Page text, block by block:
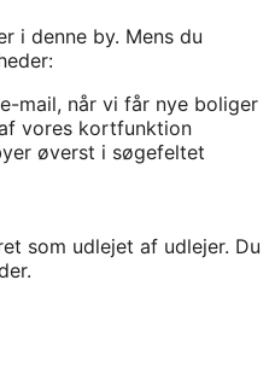
i denne by. Mens du
mail, når vi får nye boliger
vores kortfunktion
øverst i søgefeltet
som udlejet af udlejer. Du